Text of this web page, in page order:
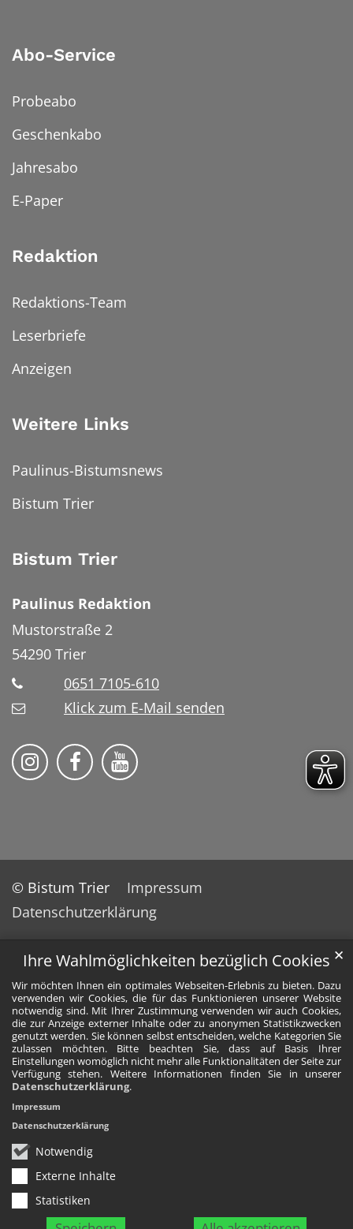
Ihre Wahlmöglichkeiten bezüglich Cookies
Wir möchten Ihnen ein optimales Webseiten-Erlebnis zu bieten. Dazu
verwenden wir Cookies, die für das Funktionieren unserer Website
notwendig sind. Mit Ihrer Zustimmung verwenden wir auch Cookies,
die zur Anzeige externer Inhalte oder zu anonymen Statistikzwecken
genutzt werden. Sie können selbst entscheiden, welche Kategorien Sie
zulassen möchten. Bitte beachten Sie, dass auf Basis Ihrer
Einstellungen womöglich nicht mehr alle Funktionalitäten der Seite zur
Verfügung stehen. Weitere Informationen finden Sie in unserer
Datenschutzerklärung.
Notwendig
Externe Inhalte
Statistiken
✕
Impressum
Datenschutzerklärung
Abo-Service
Probeabo
Geschenkabo
Jahresabo
E-Paper
Redaktion
Redaktions-Team
Leserbriefe
Anzeigen
Weitere Links
Paulinus-Bistumsnews
Bistum Trier
Bistum Trier
Paulinus Redaktion
Mustorstraße 2
54290 Trier
0651 7105-610
Klick zum E-Mail senden
Bistum Trier auf Instragram
Bistum Trier auf Facebook
Bistum Trier auf YouTube
© Bistum Trier
Impressum
Datenschutzerklärung